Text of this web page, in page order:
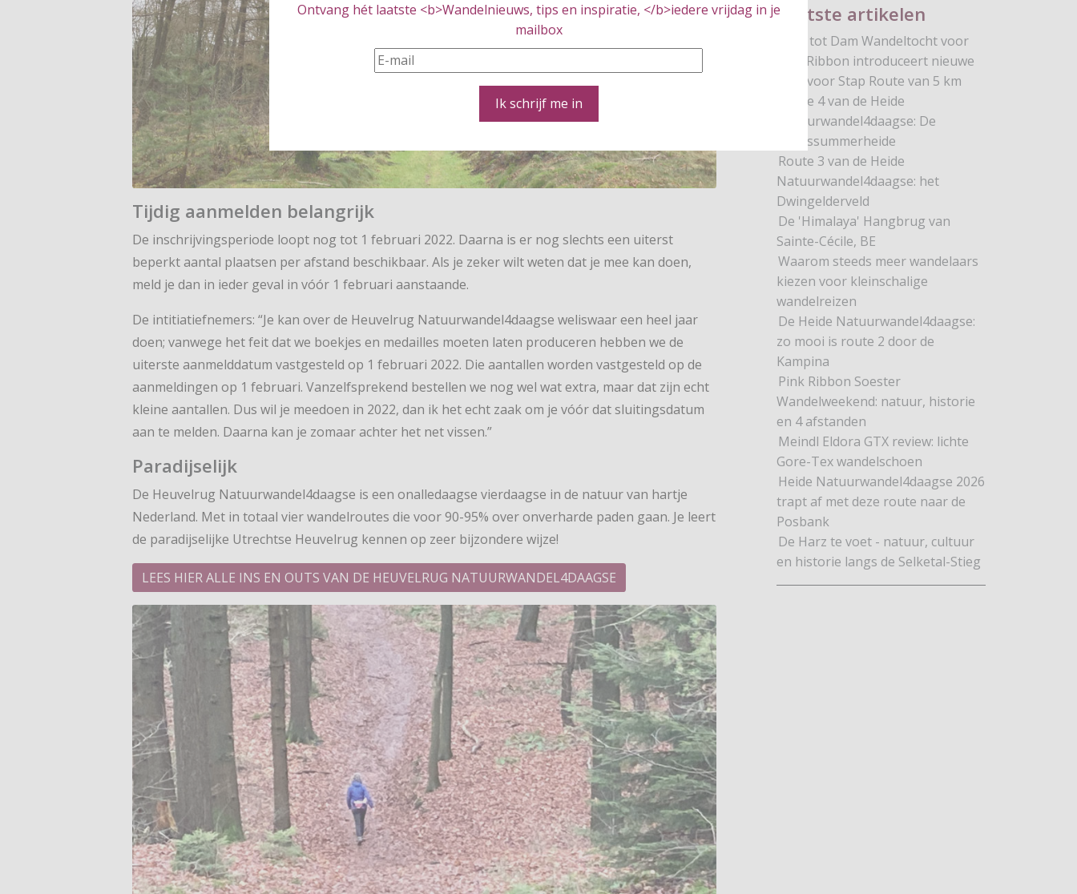
Ontvang hét laatste <b>Wandelnieuws, tips en inspiratie, </b>iedere vrijdag in je
mailbox
Ik schrijf me in
Tijdig aanmelden belangrijk
De inschrijvingsperiode loopt nog tot 1 februari 2022. Daarna is er nog slechts een uiterst
beperkt aantal plaatsen per afstand beschikbaar. Als je zeker wilt weten dat je mee kan doen,
meld je dan in ieder geval in vóór 1 februari aanstaande.
De intitiatiefnemers: “Je kan over de Heuvelrug Natuurwandel4daagse weliswaar een heel jaar
doen; vanwege het feit dat we boekjes en medailles moeten laten produceren hebben we de
uiterste aanmelddatum vastgesteld op 1 februari 2022. Die aantallen worden vastgesteld op de
aanmeldingen op 1 februari. Vanzelfsprekend bestellen we nog wel wat extra, maar dat zijn echt
kleine aantallen. Dus wil je meedoen in 2022, dan ik het echt zaak om je vóór dat sluitingsdatum
aan te melden. Daarna kan je zomaar achter het net vissen.”
Paradijselijk
De Heuvelrug Natuurwandel4daagse is een onalledaagse vierdaagse in de natuur van hartje
Nederland. Met in totaal vier wandelroutes die voor 90-95% over onverharde paden gaan. Je leert
de paradijselijke Utrechtse Heuvelrug kennen op zeer bijzondere wijze!
LEES HIER ALLE INS EN OUTS VAN DE HEUVELRUG NATUURWANDEL4DAAGSE
Laatste artikelen
Dam tot Dam Wandeltocht voor
Pink Ribbon introduceert nieuwe
Stap voor Stap Route van 5 km
Route 4 van de Heide
Natuurwandel4daagse: De
Brunssummerheide
Route 3 van de Heide
Natuurwandel4daagse: het
Dwingelderveld
De 'Himalaya' Hangbrug van
Sainte-Cécile, BE
Waarom steeds meer wandelaars
kiezen voor kleinschalige
wandelreizen
De Heide Natuurwandel4daagse:
zo mooi is route 2 door de
Kampina
Pink Ribbon Soester
Wandelweekend: natuur, historie
en 4 afstanden
Meindl Eldora GTX review: lichte
Gore-Tex wandelschoen
Heide Natuurwandel4daagse 2026
trapt af met deze route naar de
Posbank
De Harz te voet - natuur, cultuur
en historie langs de Selketal-Stieg